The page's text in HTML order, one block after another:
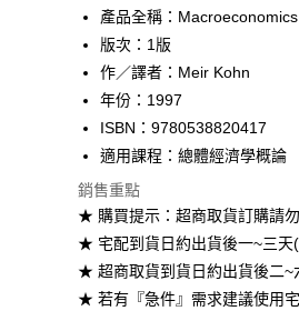
Google Pay
ATM付款
運送方式
每筆NT$60
付款後全家取貨
每筆NT$60
產品全稱：Macroeconomics
版次：1版
作／譯者：Meir Kohn
年份：1997
ISBN：9780538820417
適用課程：總體經濟學概論
銷售重點
★ 購買提示：超商取貨訂購請
★ 宅配到貨日約出貨後一~三天
★ 超商取貨到貨日約出貨後二~
★ 若有『急件』需求建議使用